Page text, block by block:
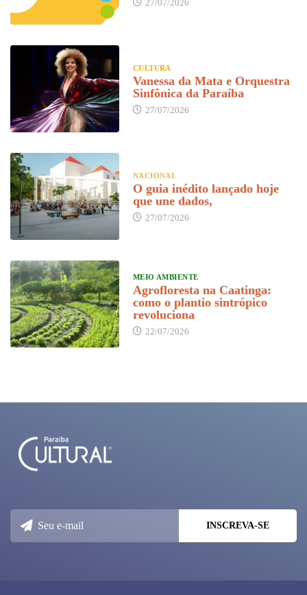
27/07/2026
CULTURA
Vanessa da Mata e Orquestra
Sinfônica da Paraíba
27/07/2026
NACIONAL
O guia inédito lançado hoje
que une dados,
27/07/2026
MEIO AMBIENTE
Agrofloresta na Caatinga:
como o plantio sintrópico
revoluciona
22/07/2026